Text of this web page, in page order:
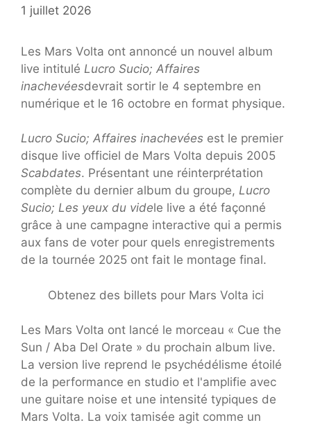
1 juillet 2026
Les Mars Volta ont annoncé un nouvel album
live intitulé Lucro Sucio; Affaires
inachevéesdevrait sortir le 4 septembre en
numérique et le 16 octobre en format physique.
Lucro Sucio; Affaires inachevées est le premier
disque live officiel de Mars Volta depuis 2005
Scabdates. Présentant une réinterprétation
complète du dernier album du groupe, Lucro
Sucio; Les yeux du videle live a été façonné
grâce à une campagne interactive qui a permis
aux fans de voter pour quels enregistrements
de la tournée 2025 ont fait le montage final.
Obtenez des billets pour Mars Volta ici
Les Mars Volta ont lancé le morceau « Cue the
Sun / Aba Del Orate » du prochain album live.
La version live reprend le psychédélisme étoilé
de la performance en studio et l'amplifie avec
une guitare noise et une intensité typiques de
Mars Volta. La voix tamisée agit comme un